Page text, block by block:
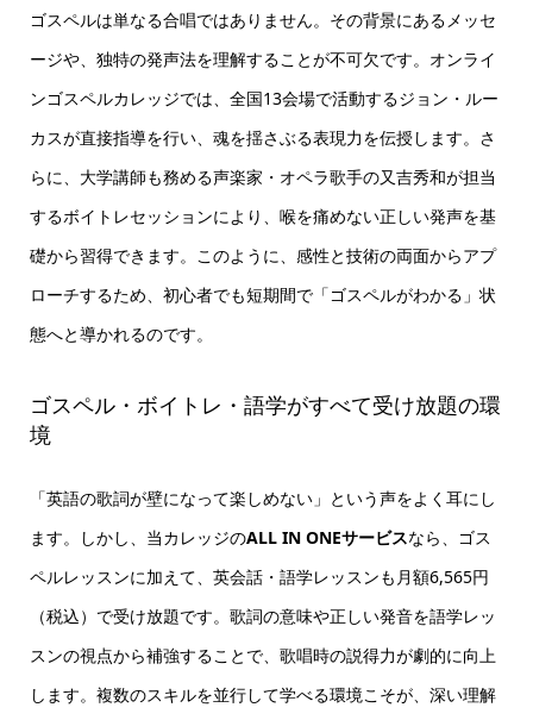
ゴスペルは単なる合唱ではありません。その背景にあるメッセ
ージや、独特の発声法を理解することが不可欠です。オンライ
ンゴスペルカレッジでは、全国13会場で活動するジョン・ルー
カスが直接指導を行い、魂を揺さぶる表現力を伝授します。さ
らに、大学講師も務める声楽家・オペラ歌手の又吉秀和が担当
するボイトレセッションにより、喉を痛めない正しい発声を基
礎から習得できます。このように、感性と技術の両面からアプ
ローチするため、初心者でも短期間で「ゴスペルがわかる」状
態へと導かれるのです。
ゴスペル・ボイトレ・語学がすべて受け放題の環
境
「英語の歌詞が壁になって楽しめない」という声をよく耳にし
ます。しかし、当カレッジのALL IN ONEサービスなら、ゴス
ペルレッスンに加えて、英会話・語学レッスンも月額6,565円
（税込）で受け放題です。歌詞の意味や正しい発音を語学レッ
スンの視点から補強することで、歌唱時の説得力が劇的に向上
します。複数のスキルを並行して学べる環境こそが、深い理解